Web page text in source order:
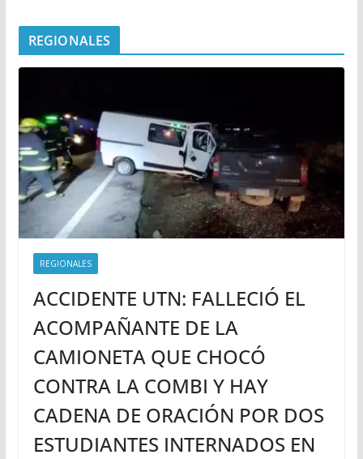
REGIONALES
REGIONALES
ACCIDENTE UTN: FALLECIÓ EL
ACOMPAÑANTE DE LA
CAMIONETA QUE CHOCÓ
CONTRA LA COMBI Y HAY
CADENA DE ORACIÓN POR DOS
ESTUDIANTES INTERNADOS EN